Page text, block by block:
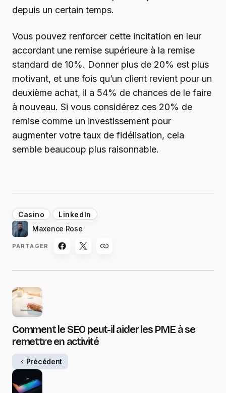
depuis un certain temps.
Vous pouvez renforcer cette incitation en leur
accordant une remise supérieure à la remise
standard de 10%. Donner plus de 20% est plus
motivant, et une fois qu’un client revient pour un
deuxième achat, il a 54% de chances de le faire
à nouveau. Si vous considérez ces 20% de
remise comme un investissement pour
augmenter votre taux de fidélisation, cela
semble beaucoup plus raisonnable.
Casino LinkedIn
Maxence Rose
PARTAGER
Comment le SEO peut-il aider les PME à se
remettre en activité
Précédent